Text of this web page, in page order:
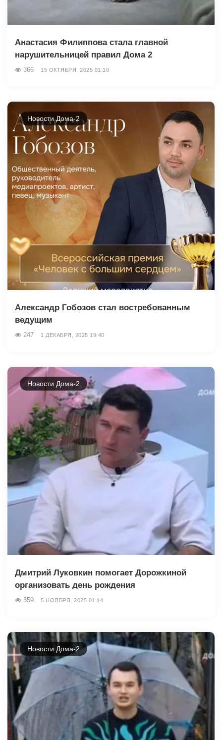
Анастасия Филиппова стала главной
нарушительницей правил Дома 2
366 15 ОКТЯБРЯ, 2025 01:10
Новости Дома-2
Александр Гобозов стал востребованным
ведущим
247 1 ДЕКАБРЯ, 2025 19:40
Новости Дома-2
Дмитрий Луковкин помогает Дорожкиной
организовать день рождения
359 5 НОЯБРЯ, 2025 01:44
Новости Дома-2